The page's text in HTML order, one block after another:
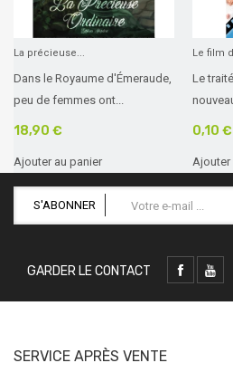
La précieuse...
Dans le Royaume d'Émeraude,
peu de femmes ont...
18,90 €
Ajouter au panier
Le film
Le
0,10 €
Ajouter
S'ABONNER
GARDER LE CONTACT
SERVICE APRÈS VENTE